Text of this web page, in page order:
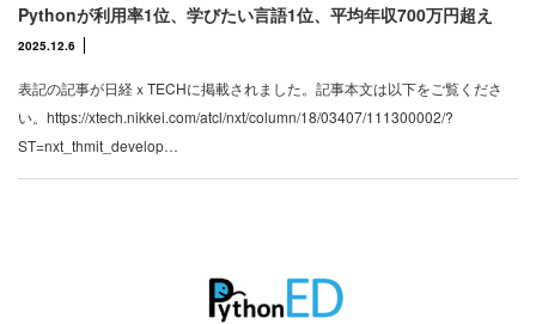
Pythonが利用率1位、学びたい言語1位、平均年収700万円超え
2025.12.6
表記の記事が日経ｘTECHに掲載されました。記事本文は以下をご覧くださ
い。https://xtech.nikkei.com/atcl/nxt/column/18/03407/111300002/?
ST=nxt_thmit_develop…